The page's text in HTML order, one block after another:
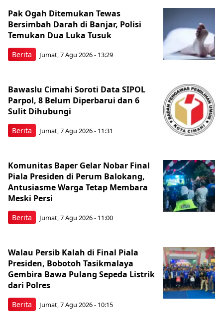
Berita
Pak Ogah Ditemukan Tewas
Bersimbah Darah di Banjar, Polisi
Temukan Dua Luka Tusuk
Jumat, 7 Agu 2026 - 13:29
Berita
Bawaslu Cimahi Soroti Data SIPOL
Parpol, 8 Belum Diperbarui dan 6
Sulit Dihubungi
Jumat, 7 Agu 2026 - 11:31
Berita
Komunitas Baper Gelar Nobar Final
Piala Presiden di Perum Balokang,
Antusiasme Warga Tetap Membara
Meski Persi
Jumat, 7 Agu 2026 - 11:00
Berita
Walau Persib Kalah di Final Piala
Presiden, Bobotoh Tasikmalaya
Gembira Bawa Pulang Sepeda Listrik
dari Polres
Jumat, 7 Agu 2026 - 10:15